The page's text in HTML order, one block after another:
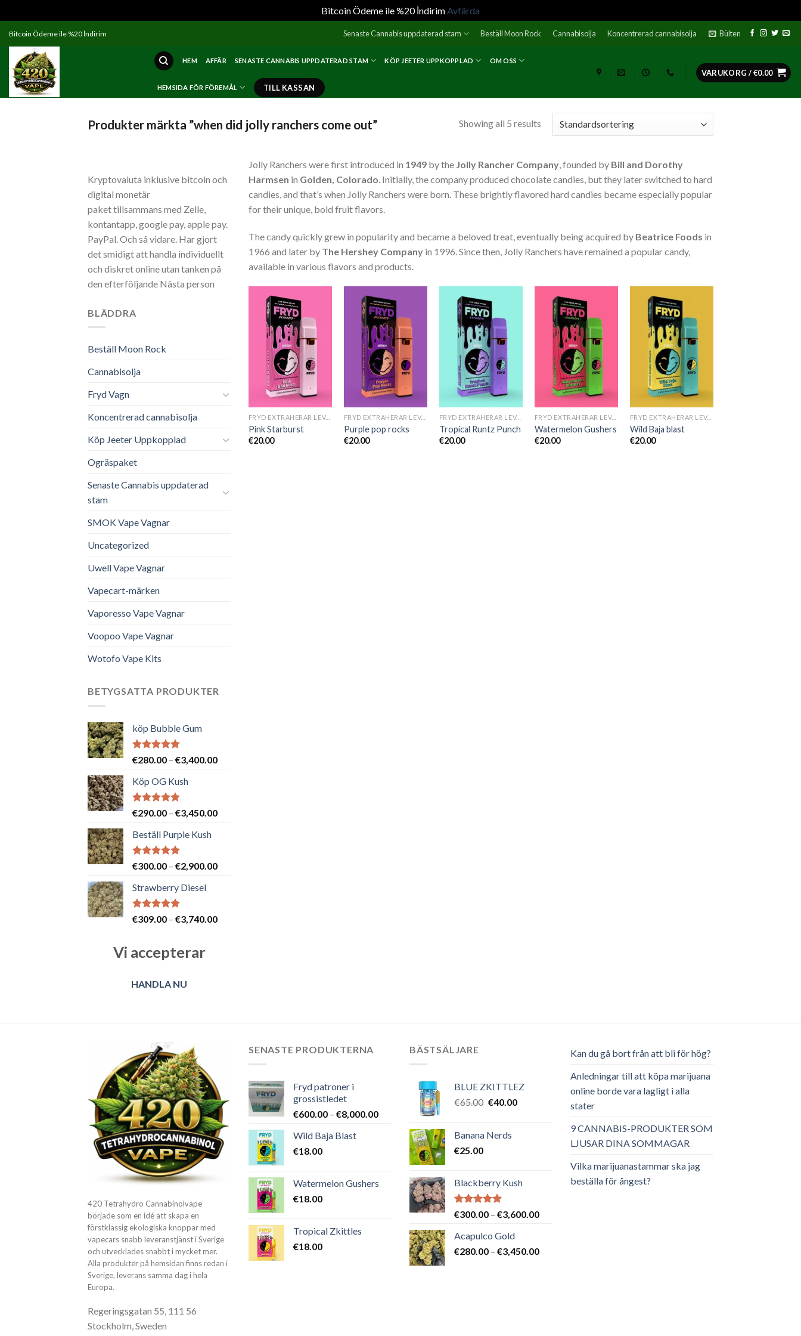
Bitcoin Ödeme ile %20 İndirimAvfärda
content
Bitcoin Ödeme ile %20 İndirim Senaste Cannabis uppdaterad stam Beställ Moon Rock Cannabisolja Koncentrerad cannabisolja Bülten
HEM AFFÄR SENASTE CANNABIS UPPDATERAD STAM KÖP JEETER UPPKOPPLAD OM OSS
HEMSIDA FÖR FÖREMÅL TILL KASSAN
VARUKORG /€0.00
Produkter märkta ”when did jolly ranchers come out” Showing all 5 results
Kryptovaluta inklusive bitcoin och
digital monetär
paket tillsammans med Zelle,
kontantapp, google pay, apple pay.
PayPal. Och så vidare. Har gjort
det smidigt att handla individuellt
och diskret online utan tanken på
den efterföljande Nästa person
BLÄDDRA
Beställ Moon Rock
Cannabisolja
Fryd Vagn
Koncentrerad cannabisolja
Köp Jeeter Uppkopplad
Ogräspaket
Senaste Cannabis uppdaterad
stam
SMOK Vape Vagnar
Uncategorized
Uwell Vape Vagnar
Vapecart-märken
Vaporesso Vape Vagnar
Voopoo Vape Vagnar
Wotofo Vape Kits
BETYGSATTA PRODUKTER
köp Bubble Gum
Betygsatt
€280.00 – €3,400.00Prisintervall:
Köp OG Kush
Betygsatt
€290.00 – €3,450.00Prisintervall:
Beställ Purple Kush
Betygsatt
€300.00 – €2,900.00Prisintervall:
Strawberry Diesel
Betygsatt
€309.00 – €3,740.00Prisintervall:
Vi accepterar
HANDLA NU
Jolly Ranchers were first introduced in 1949 by the Jolly Rancher Company, founded by Bill and Dorothy
Harmsen in Golden, Colorado. Initially, the company produced chocolate candies, but they later switched to hard
candies, and that’s when Jolly Ranchers were born. These brightly flavored hard candies became especially popular
for their unique, bold fruit flavors.
The candy quickly grew in popularity and became a beloved treat, eventually being acquired by Beatrice Foods in
1966 and later by The Hershey Company in 1996. Since then, Jolly Ranchers have remained a popular candy,
available in various flavors and products.
FRYD EXTRAHERAR LEVANDE HARTS TILL SALU
Pink Starburst
€20.00
FRYD EXTRAHERAR LEVANDE HARTS TILL SALU
Purple pop rocks
€20.00
FRYD EXTRAHERAR LEVANDE HARTS TILL SALU
Tropical Runtz Punch
€20.00
FRYD EXTRAHERAR LEVANDE HARTS TILL SALU
Watermelon Gushers
€20.00
FRYD EXTRAHERAR LEVANDE HARTS TILL SALU
Wild Baja blast
€20.00
420 Tetrahydro Cannabinolvape
började som en idé att skapa en
förstklassig ekologiska knoppar med
vapecars snabb leveranstjänst i Sverige
och utvecklades snabbt i mycket mer.
Alla produkter på hemsidan finns redan i
Sverige, leverans samma dag i hela
Europa.
Regeringsgatan 55, 111 56
Stockholm, Sweden
SENASTE PRODUKTERNA
Fryd patroner i
grossistledet
€600.00 – €8,000.00Prisintervall:
€8,000.00
Wild Baja Blast
€18.00
Watermelon Gushers
€18.00
Tropical Zkittles
€18.00
BÄSTSÄLJARE
BLUE ZKITTLEZ
€65.00 Det
var:
€40.00Det
Banana Nerds
€25.00
Blackberry Kush
Betygsatt
€300.00 – €3,600.00Prisintervall:
€3,600.00
Acapulco Gold
€280.00 – €3,450.00Prisintervall:
Kan du gå bort från att bli för hög?
Anledningar till att köpa marijuana
online borde vara lagligt i alla
stater
9 CANNABIS-PRODUKTER SOM
LJUSAR DINA SOMMAGAR
Vilka marijuanastammar ska jag
beställa för ångest?